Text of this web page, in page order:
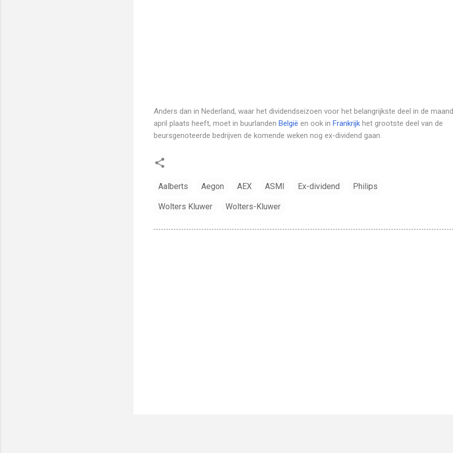
Anders dan in Nederland, waar het dividendseizoen voor het belangrijkste deel in de maand
april plaats heeft, moet in buurlanden België en ook in Frankrijk het grootste deel van de
beursgenoteerde bedrijven de komende weken nog ex-dividend gaan.
Aalberts Aegon AEX ASMI Ex-dividend Philips
Wolters Kluwer Wolters-Kluwer